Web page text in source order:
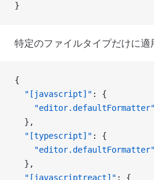
}
特定のファイルタイプだけに適
{
  "[javascript]"
: {
    "editor.defaultFormatter"
  },
  "[typescript]"
: {
    "editor.defaultFormatter"
  },
  "[javascriptreact]"
: {